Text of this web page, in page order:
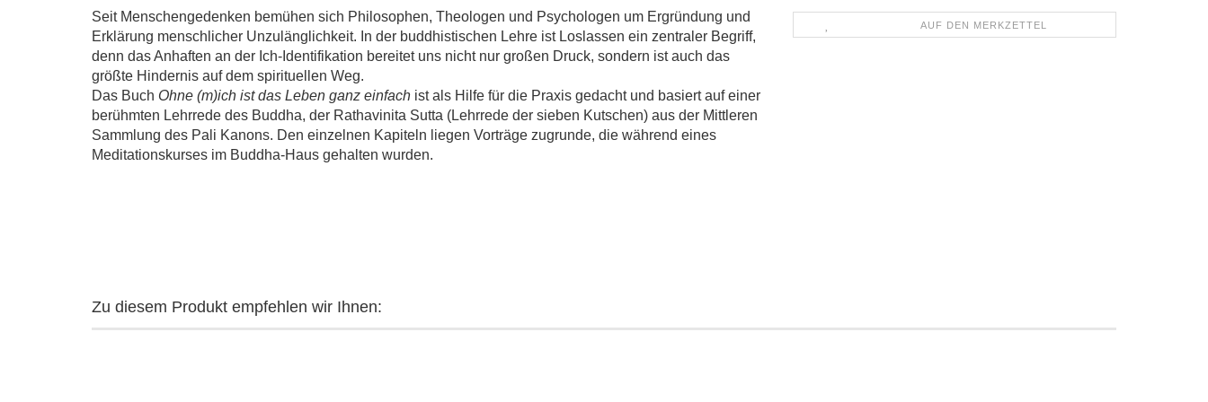
AUF DEN MERKZETTEL
Seit Menschengedenken bemühen sich Philosophen, Theologen und Psychologen um Ergründung und
Erklärung menschlicher Unzulänglichkeit. In der buddhistischen Lehre ist Loslassen ein zentraler Begriff,
denn das Anhaften an der Ich-Identifikation bereitet uns nicht nur großen Druck, sondern ist auch das
größte Hindernis auf dem spirituellen Weg.
Das Buch Ohne (m)ich ist das Leben ganz einfach ist als Hilfe für die Praxis gedacht und basiert auf einer
berühmten Lehrrede des Buddha, der Rathavinita Sutta (Lehrrede der sieben Kutschen) aus der Mittleren
Sammlung des Pali Kanons. Den einzelnen Kapiteln liegen Vorträge zugrunde, die während eines
Meditationskurses im Buddha-Haus gehalten wurden.
Zu diesem Produkt empfehlen wir Ihnen: